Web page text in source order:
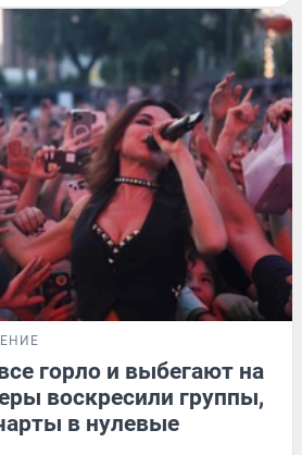
горло и выбегают на
воскресили группы,
в нулевые